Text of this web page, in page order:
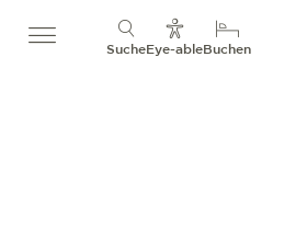
SucheEye-ableBuchen